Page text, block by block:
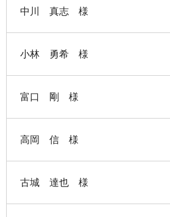
中川 真志 様
小林 勇希 様
富口 剛 様
高岡 信 様
古城 達也 様